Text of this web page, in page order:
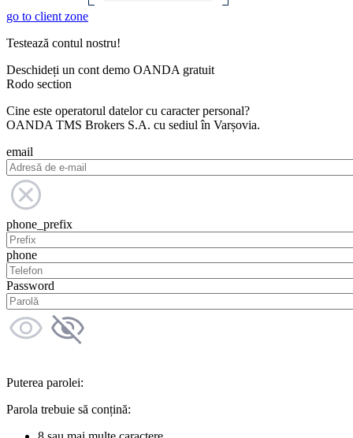
go to client zone
Testează contul nostru!
Deschideți un cont demo OANDA gratuit
Rodo section
Cine este operatorul datelor cu caracter personal?
OANDA TMS Brokers S.A. cu sediul în Varșovia.
email
phone_prefix
phone
Password
Puterea parolei:
Parola trebuie să conțină: